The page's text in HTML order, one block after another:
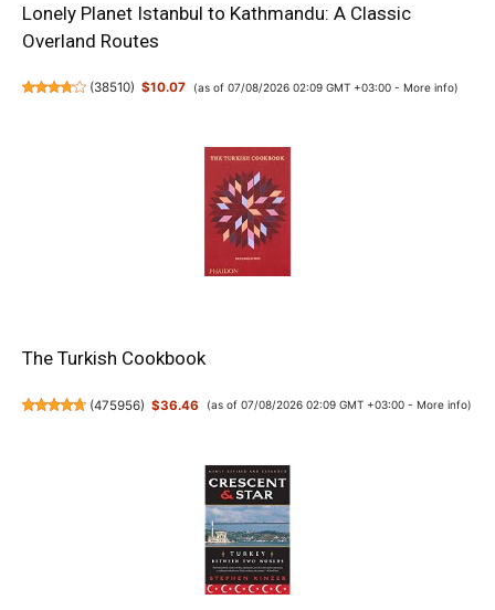
Lonely Planet Istanbul to Kathmandu: A Classic
Overland Routes
(38510) $10.07 (as of 07/08/2026 02:09 GMT +03:00 - More info)
The Turkish Cookbook
(475956) $36.46 (as of 07/08/2026 02:09 GMT +03:00 - More info)